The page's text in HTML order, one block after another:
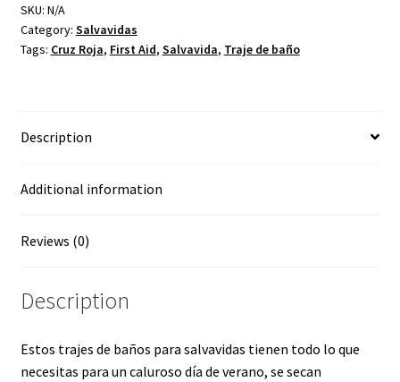
SKU: N/A
Category: Salvavidas
Tags: Cruz Roja, First Aid, Salvavida, Traje de baño
Description
Additional information
Reviews (0)
Description
Estos trajes de baños para salvavidas tienen todo lo que
necesitas para un caluroso día de verano, se secan